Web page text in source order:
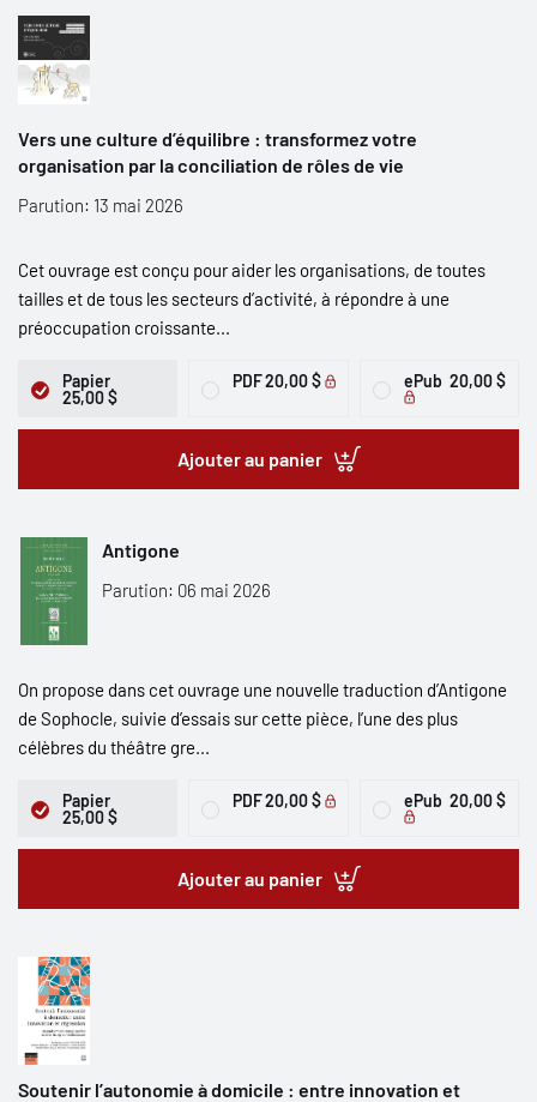
Vers une culture d’équilibre : transformez votre
organisation par la conciliation de rôles de vie
Parution: 13 mai 2026
Cet ouvrage est conçu pour aider les organisations, de toutes
tailles et de tous les secteurs d’activité, à répondre à une
préoccupation croissante...
Papier
25,00 $
PDF20,00 $ ePub 20,00 $
Ajouter au panier
Antigone
Parution: 06 mai 2026
On propose dans cet ouvrage une nouvelle traduction d’Antigone
de Sophocle, suivie d’essais sur cette pièce, l’une des plus
célèbres du théâtre gre...
Papier
25,00 $
PDF20,00 $ ePub 20,00 $
Ajouter au panier
Soutenir l’autonomie à domicile : entre innovation et